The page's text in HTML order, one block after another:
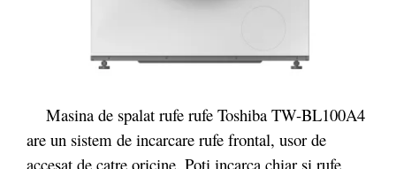
Masina de spalat rufe rufe Toshiba TW-BL100A4
are un sistem de incarcare rufe frontal, usor de
accesat de catre oricine. Poti incarca chiar si rufe